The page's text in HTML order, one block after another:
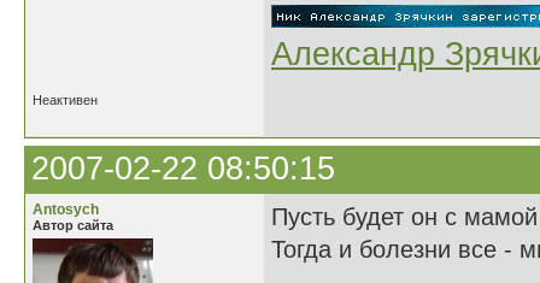
Александр
Неактивен
2007-02-22 08:50:15
Antosych
Автор сайта
Пусть будет он с
Тогда и болезни все -